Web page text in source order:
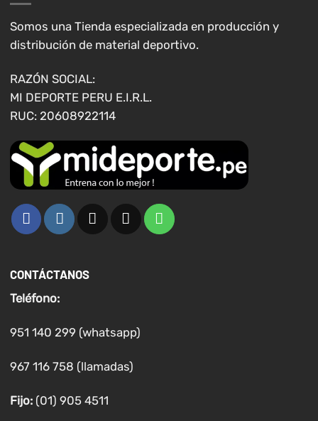
pueden
elegir
en
página
de
producto
elegir
en
Somos una Tienda especializada en producción y
distribución de material deportivo.
RAZÓN SOCIAL:
MI DEPORTE PERU E.I.R.L.
RUC: 20608922114
CONTÁCTANOS
Teléfono:
951 140 299 (whatsapp)
967 116 758 (llamadas)
Fijo:(01) 905 4511